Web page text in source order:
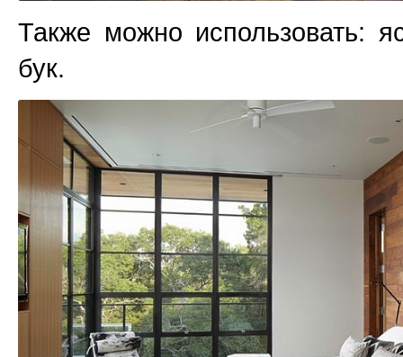
Также можно использовать:
бук.